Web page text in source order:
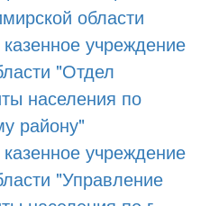
области
учреждение
"Отдел
населения по
району"
учреждение
"Управление